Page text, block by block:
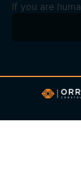
If you are